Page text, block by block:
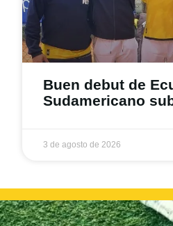
Buen debut de
Sudamericano
3 de agosto de 2026